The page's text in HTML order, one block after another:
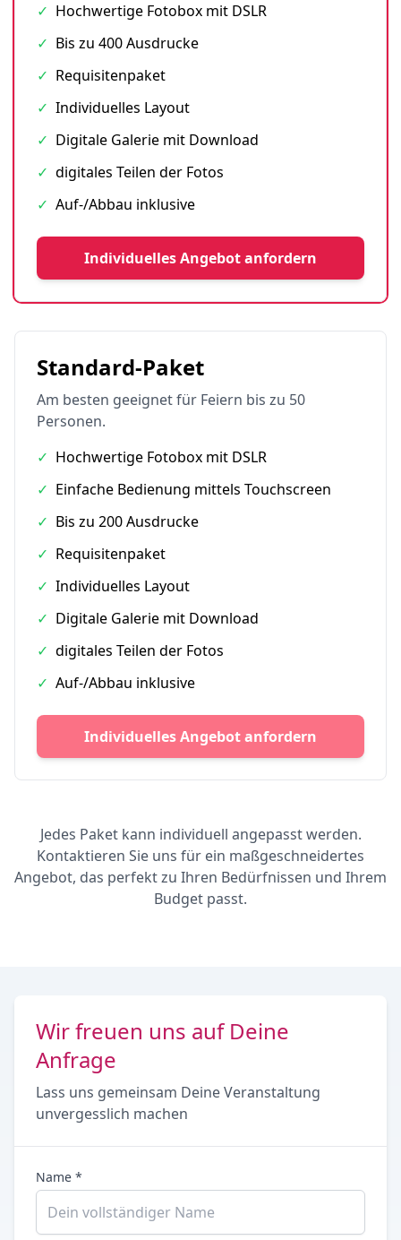
✓ Hochwertige Fotobox mit DSLR
✓ Bis zu 400 Ausdrucke
✓ Requisitenpaket
✓ Individuelles Layout
✓ Digitale Galerie mit Download
✓ digitales Teilen der Fotos
✓ Auf-/Abbau inklusive
Individuelles Angebot anfordern
Standard-Paket
Am besten geeignet für Feiern bis zu 50
Personen.
✓ Hochwertige Fotobox mit DSLR
✓ Einfache Bedienung mittels Touchscreen
✓ Bis zu 200 Ausdrucke
✓ Requisitenpaket
✓ Individuelles Layout
✓ Digitale Galerie mit Download
✓ digitales Teilen der Fotos
✓ Auf-/Abbau inklusive
Individuelles Angebot anfordern
Jedes Paket kann individuell angepasst werden.
Kontaktieren Sie uns für ein maßgeschneidertes
Angebot, das perfekt zu Ihren Bedürfnissen und Ihrem
Budget passt.
Wir freuen uns auf Deine
Anfrage
Lass uns gemeinsam Deine Veranstaltung
unvergesslich machen
Name *